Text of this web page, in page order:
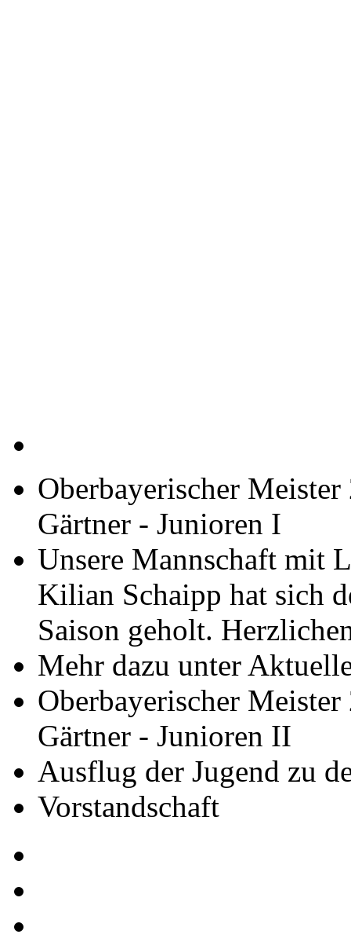
Oberbayerischer
Gärtner - Junioren I
Unsere Mannschaft mit
Kilian Schaipp hat sich
Saison geholt.
Mehr dazu unter
Oberbayerischer
Gärtner - Junioren II
Ausflug der Jugend zu
Vorstandschaft